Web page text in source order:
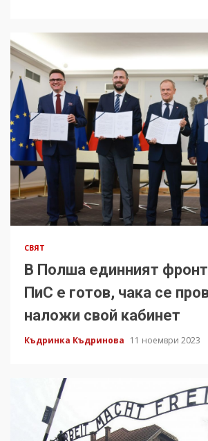
СВЯТ
В Полша единният
ПиС е готов, чака се
наложи свой кабинет
Къдринка Къдринова 11 ноември 2023